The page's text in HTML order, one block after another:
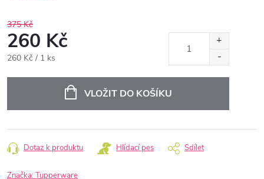
375 Kč
260 Kč
Měrná
260 Kč / 1 ks
VLOŽIT DO KOŠÍKU
Dotaz k produktu Hlídací pes Sdílet
Značka:Tupperware